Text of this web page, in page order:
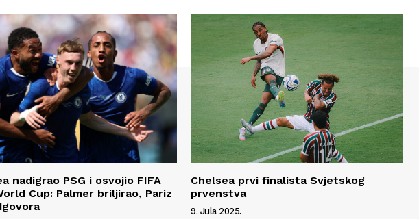
nadigrao PSG i osvojio FIFA
Cup: Palmer briljirao, Pariz
Chelsea prvi finalista Svjetskog
prvenstva
9. Jula 2025.